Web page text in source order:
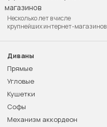
Несколько лет в числе
крупнейших интернет-магазинов
Диваны
Прямые
Угловые
Кушетки
Софы
Механизм аккордеон